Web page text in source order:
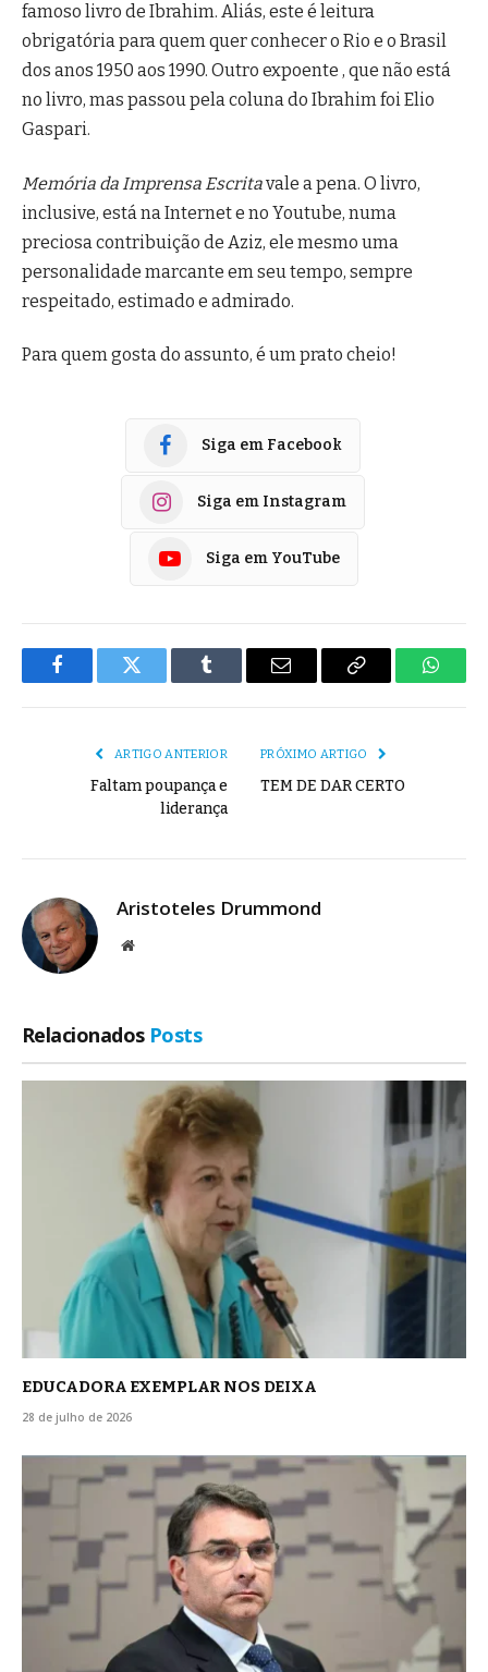
famoso livro de Ibrahim. Aliás, este é leitura
obrigatória para quem quer conhecer o Rio e o Brasil
dos anos 1950 aos 1990. Outro expoente , que não está
no livro, mas passou pela coluna do Ibrahim foi Elio
Gaspari.
Memória da Imprensa Escritavale a pena. O livro,
inclusive, está na Internet e no Youtube, numa
preciosa contribuição de Aziz, ele mesmo uma
personalidade marcante em seu tempo, sempre
respeitado, estimado e admirado.
Para quem gosta do assunto, é um prato cheio!
Siga em Facebook
Siga em Instagram
Siga em YouTube
FacebookTwitter Tumblr
E-
Copiar
ARTIGO ANTERIOR
Faltam poupança e
liderança
PRÓXIMO ARTIGO
TEM DE DAR CERTO
Aristoteles Drummond
Site
Relacionados Posts
EDUCADORA EXEMPLAR NOS DEIXA
28 de julho de 2026